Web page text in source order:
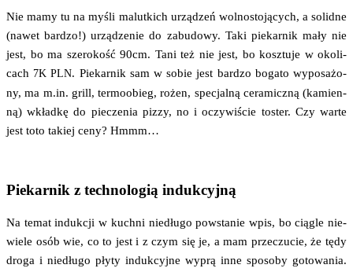
Nie mamy tu na myśli malut­kich urzą­dzeń wol­no­sto­ją­cych, a solid­ne
(nawet bar­dzo!) urzą­dze­nie do zabu­do­wy. Taki pie­kar­nik mały nie
jest, bo ma sze­ro­kość 90cm. Tani też nie jest, bo kosz­tu­je w oko­li­
cach 7K PLN. Pie­kar­nik sam w sobie jest bar­dzo boga­to wypo­sa­żo­
ny, ma m.in. grill, ter­mo­obieg, rożen, spe­cjal­ną cera­micz­ną (kamien­
ną) wkład­kę do pie­cze­nia piz­zy, no i oczy­wi­ście toster. Czy war­te
jest toto takiej ceny? Hmmm…
Piekarnik z technologią indukcyjną
Na temat induk­cji w kuch­ni nie­dłu­go powsta­nie wpis, bo cią­gle nie­
wie­le osób wie, co to jest i z czym się je, a mam prze­czu­cie, że tędy
dro­ga i nie­dłu­go pły­ty induk­cyj­ne wyprą inne spo­so­by goto­wa­nia.